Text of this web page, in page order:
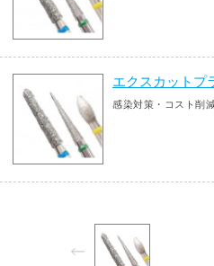
エクスカット
感染対策・コスト削